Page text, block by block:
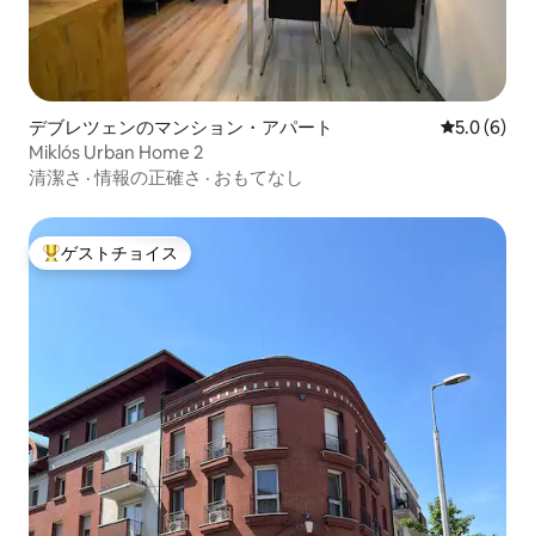
デブレツェンのマンション・アパート レビュー6
5.0 (6)
Miklós Urban Home 2
清潔さ ·情報の正確さ · おもてなし
大好評のゲストチョイスです。
ゲストチョイス